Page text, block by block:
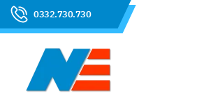
0332.730.730